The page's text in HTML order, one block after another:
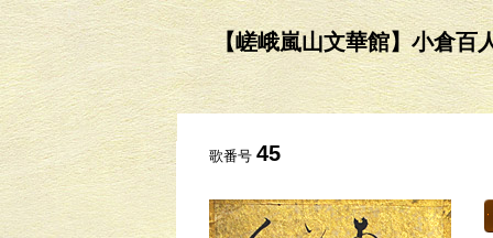
【嵯峨嵐山文華館】小倉
歌番号 45